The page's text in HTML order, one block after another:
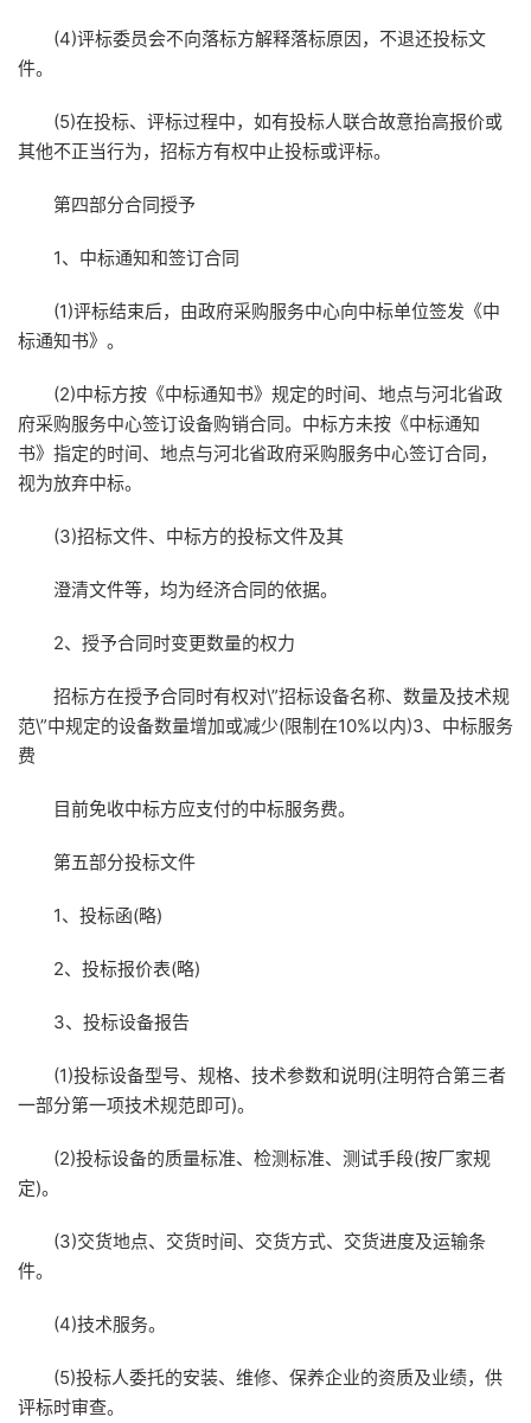
(4)评标委员会不向落标方解释落标原因，不退还投标文
件。
(5)在投标、评标过程中，如有投标人联合故意抬高报价或
其他不正当行为，招标方有权中止投标或评标。
第四部分合同授予
1、中标通知和签订合同
(1)评标结束后，由政府采购服务中心向中标单位签发《中
标通知书》。
(2)中标方按《中标通知书》规定的时间、地点与河北省政
府采购服务中心签订设备购销合同。中标方未按《中标通知
书》指定的时间、地点与河北省政府采购服务中心签订合同，
视为放弃中标。
(3)招标文件、中标方的投标文件及其
澄清文件等，均为经济合同的依据。
2、授予合同时变更数量的权力
招标方在授予合同时有权对\”招标设备名称、数量及技术规
范\”中规定的设备数量增加或减少(限制在10%以内)3、中标服务
费
目前免收中标方应支付的中标服务费。
第五部分投标文件
1、投标函(略)
2、投标报价表(略)
3、投标设备报告
(1)投标设备型号、规格、技术参数和说明(注明符合第三者
一部分第一项技术规范即可)。
(2)投标设备的质量标准、检测标准、测试手段(按厂家规
定)。
(3)交货地点、交货时间、交货方式、交货进度及运输条
件。
(4)技术服务。
(5)投标人委托的安装、维修、保养企业的资质及业绩，供
评标时审查。